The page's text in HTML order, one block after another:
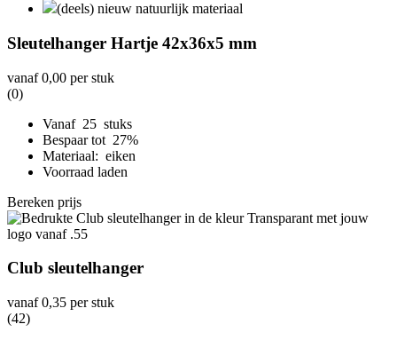
(deels) nieuw natuurlijk materiaal
Sleutelhanger Hartje 42x36x5 mm
vanaf0,00 per stuk
(0)
Vanaf 25 stuks
Bespaar tot 27%
Materiaal: eiken
Voorraad laden
Bereken prijs
Club sleutelhanger
vanaf0,35 per stuk
(42)